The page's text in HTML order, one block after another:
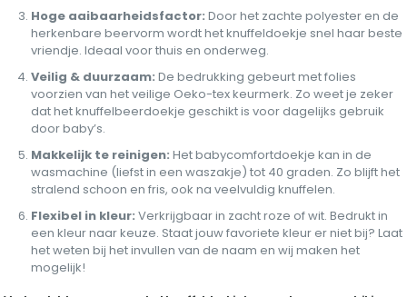
Hoge aaibaarheidsfactor: Door het zachte polyester en de
herkenbare beervorm wordt het knuffeldoekje snel haar beste
vriendje. Ideaal voor thuis en onderweg.
Veilig & duurzaam: De bedrukking gebeurt met folies
voorzien van het veilige Oeko-tex keurmerk. Zo weet je zeker
dat het knuffelbeerdoekje geschikt is voor dagelijks gebruik
door baby’s.
Makkelijk te reinigen: Het babycomfortdoekje kan in de
wasmachine (liefst in een waszakje) tot 40 graden. Zo blijft het
stralend schoon en fris, ook na veelvuldig knuffelen.
Flexibel in kleur: Verkrijgbaar in zacht roze of wit. Bedrukt in
een kleur naar keuze. Staat jouw favoriete kleur er niet bij? Laat
het weten bij het invullen van de naam en wij maken het
mogelijk!